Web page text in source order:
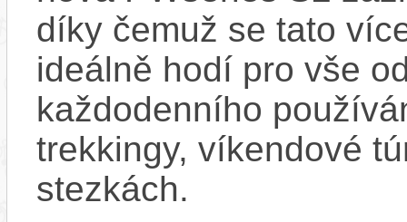
díky čemuž se tato
ideálně hodí pro vše
každodenního
trekkingy, víkendové
stezkách.